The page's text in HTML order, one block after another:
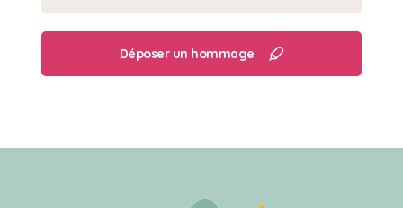
Déposer un hommage